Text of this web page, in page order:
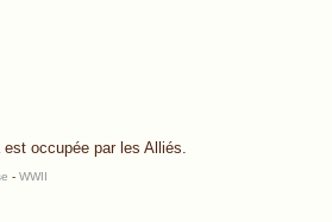
est occupée par les Alliés.
- WWII